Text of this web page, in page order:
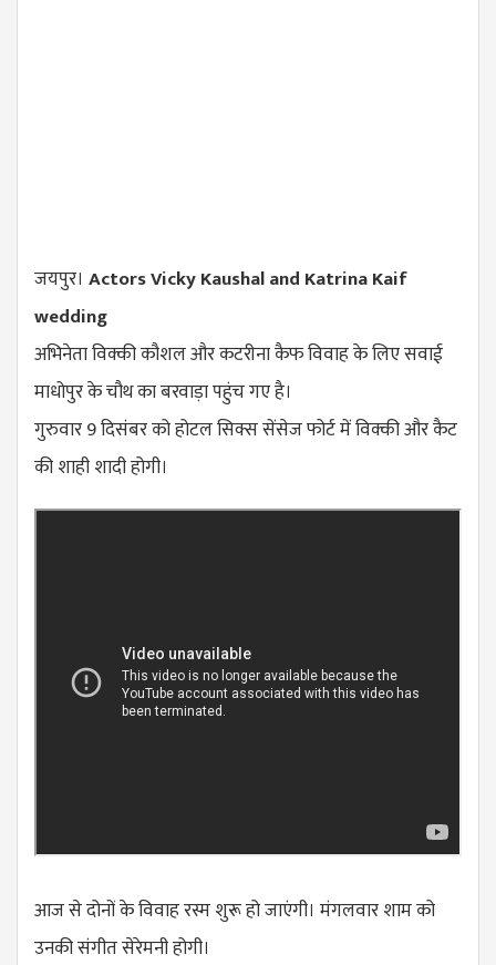
जयपुर। Actors Vicky Kaushal and Katrina Kaif
wedding
अभिनेता विक्की कौशल और कटरीना कैफ विवाह के लिए सवाई
माधोपुर के चौथ का बरवाड़ा पहुंच गए है।
गुरुवार 9 दिसंबर को होटल सिक्स सेंसेज फोर्ट में विक्की और कैट
की शाही शादी होगी।
आज से दोनों के विवाह रस्म शुरू हो जाएंगी। मंगलवार शाम को
उनकी संगीत सेरेमनी होगी।